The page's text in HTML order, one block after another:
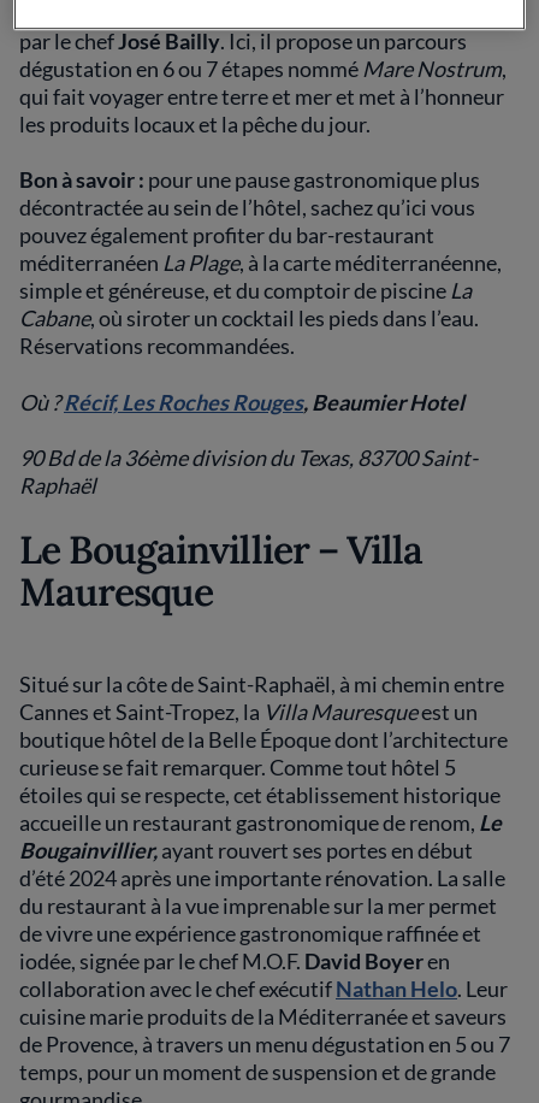
par le chefJosé Bailly. Ici, il propose un parcours
dégustation en 6 ou 7 étapes nommé Mare Nostrum,
qui fait voyager entre terre et mer et met à l’honneur
les produits locaux et la pêche du jour.
Bon à savoir : pour une pause gastronomique plus
décontractée au sein de l’hôtel, sachez qu’ici vous
pouvez également profiter du bar-restaurant
méditerranéen La Plage, à la carte méditerranéenne,
simple et généreuse, et du comptoir de piscine La
Cabane, où siroter un cocktail les pieds dans l’eau.
Réservations recommandées.
Où ?Récif, Les Roches Rouges, Beaumier Hotel
90 Bd de la 36ème division du Texas, 83700 Saint-
Raphaël
Le Bougainvillier – Villa
Mauresque
Situé sur la côte de Saint-Raphaël, à mi chemin entre
Cannes et Saint-Tropez, la Villa Mauresqueest un
boutique hôtel de la Belle Époque dont l’architecture
curieuse se fait remarquer. Comme tout hôtel 5
étoiles qui se respecte, cet établissement historique
accueille un restaurant gastronomique de renom, Le
Bougainvillier,ayant rouvert ses portes en début
d’été 2024 après une importante rénovation. La salle
du restaurant à la vue imprenable sur la mer permet
de vivre une expérience gastronomique raffinée et
iodée, signée par le chef M.O.F. David Boyeren
collaboration avec le chef exécutifNathan Helo. Leur
cuisine marie produits de la Méditerranée et saveurs
de Provence, à travers un menu dégustation en 5 ou 7
temps, pour un moment de suspension et de grande